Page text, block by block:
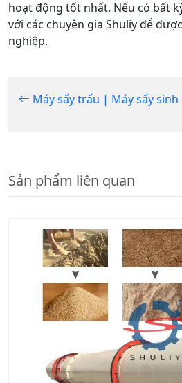
hoạt động tốt nhất. Nếu có bất
với các chuyên gia Shuliy để
nghiệp.
Máy sấy trấu | Máy sấy sinh
Sản phẩm liên quan